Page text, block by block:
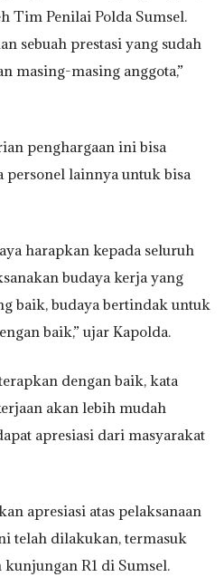
Tim Penilai Polda Sumsel.
sebuah prestasi yang sudah
masing-masing anggota,”
penghargaan ini bisa
lainnya untuk bisa
harapkan kepada seluruh
budaya kerja yang
baik, budaya bertindak untuk
baik,” ujar Kapolda.
dengan baik, kata
akan lebih mudah
apresiasi dari masyarakat
apresiasi atas pelaksanaan
telah dilakukan, termasuk
R1 di Sumsel.